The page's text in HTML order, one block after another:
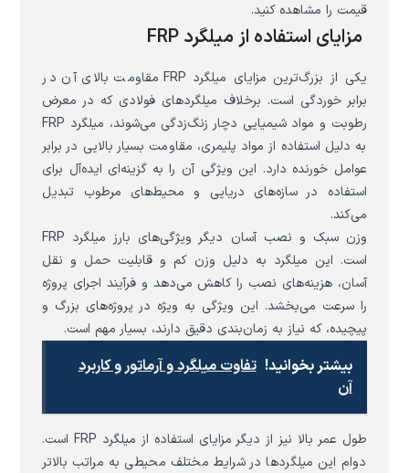
قیمت را مشاهده کنید.
مزایای استفاده از میلگرد FRP
یکی از بزرگ‌ترین مزایای میلگرد FRP مقاومت بالای آن در
برابر خوردگی است. برخلاف میلگردهای فولادی که در معرض
رطوبت و مواد شیمیایی دچار زنگ‌زدگی می‌شوند، میلگرد FRP
به دلیل استفاده از مواد پلیمری، مقاومت بسیار بالایی در برابر
عوامل خورنده دارد. این ویژگی آن را به گزینه‌ای ایده‌آل برای
استفاده در سازه‌های دریایی و محیط‌های مرطوب تبدیل
می‌کند.
وزن سبک و نصب آسان دیگر ویژگی‌های بارز میلگرد FRP
است. این میلگرد به دلیل وزن کم و قابلیت حمل و نقل
آسان، هزینه‌های نصب را کاهش می‌دهد و فرآیند اجرای پروژه
را سرعت می‌بخشد. این ویژگی به ویژه در پروژه‌های بزرگ و
پیچیده، که نیاز به زمان‌بندی دقیق دارند، بسیار مهم است.
بیشتر بخوانید! تفاوت میلگرد و آرماتور و کاربرد
آن
طول عمر بالا نیز از دیگر مزایای استفاده از میلگرد FRP است.
دوام این میلگردها در شرایط مختلف محیطی به مراتب بالاتر